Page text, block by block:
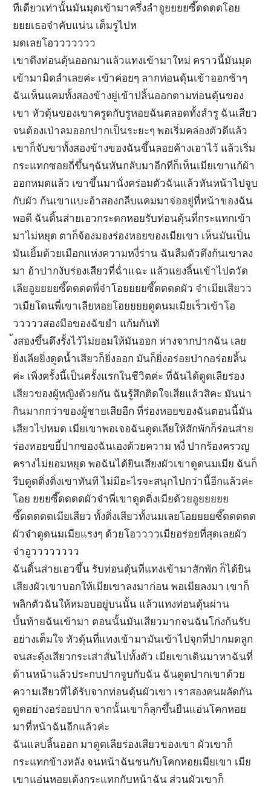
ทีเดียวเท่านั้นมันมุดเข้ามาครึ่งลำอูยยยยซี๊ดดดดโอย
ยยยเธอจ๋าคับแน่น เต็มรูไปห
มดเลยโอววววววว
เขาดึงท่อนดุ้นออกมาแล้วแทงเข้ามาใหม่ คราวนี้มันมุด
เข้ามามิดลำเลยค่ะ เข้าค่อยๆ ลากท่อนดุ้นเข้าออกช้าๆ
ฉันเห็นแคมทั้งสองข้างยู่เข้าปลิ้นออกตามท่อนดุ้นของ
เขา หัวดุ้นของเขาครูดกับรูหอยฉันตลอดทั้งลำรู ฉันเสียว
จนต้องเป่าลมออกปากเป็นระยะๆ พอเริ่มคล่องตัวดีแล้ว
เขาก็จับขาทั้งสองข้างของฉันขึ้นลอยค้างเอาไว้ แล้วเริ่ม
กระแทกซอยถี่ขึ้นๆฉันหันกลับมาอีกทีก็เห็นเมียเขาแก้ผ้า
ออกหมดแล้ว เขาขึ้นมานั่งคร่อมตัวฉันแล้วหันหน้าไปจูบ
กับผัว ก้นเขาแบะอ้าสองกลีบแคมมาจ่ออยู่ที่หน้าของฉัน
พอดี ฉันดิ้นส่ายเอวกระดกหอยรับท่อนดุ้นที่กระแทกเข้า
มาไม่หยุด ตาก็จ้องมองร่องหอยของเมียเขา เห็นมันเป็น
มันเยิ้มด้วยเมือกแห่งความหงี่ร่าน ฉันลืมตัวดึงก้นเขาลง
มา อ้าปากงับร่องเสียวที่ฉ่ำแฉะ แล้วแยงลิ้นเข้าไปตวัด
เลียอูยยยยซี๊ดดดดพี่จ๋าโอยยยยซี๊ดดดดผัว จ๋าเมียเสียวว
วเมียโดนพี่เขาเลียหอยโอยยยยดูดนมเมียเร็วเข้าโอ
วววววสองมือของฉัขยำ แก้มก้นทั
้งสองขึ้นดึงรั้งไว้ไม่ยอมให้มันออก ห่างจากปากฉัน เลย
ยิ่งเลียยิ่งดูดน้ำเสียวก็ยิ่งออก มันก็ยิ่งอร่อยปากอร่อยลิ้น
ค่ะ เพิ่งครั้งนี้เป็นครั้งแรกในชีวิตค่ะ ที่ฉันได้ดูดเลียร่อง
เสียวของผู้หญิงด้วยกัน ฉันรู้สึกติดใจเสียแล้วสิคะ มันน่า
กินมากกว่าของผู้ชายเสียอีก ที่ร่องหอยของฉันตอนนี้มัน
เสียวไปหมด เมียเขาพอเจอฉันดูดเลียให้สักพักก็ร่อนส่าย
ร่องหอยขยี้ปากของฉันเองด้วยความ หงี่ ปากร้องครวญ
ครางไม่ยอมหยุด พอฉันได้ยินเสียงผัวเขาดูดนมเมีย ฉันก็
รีบดูดติ่งติ่งเขาทันที ไม่มีอะไรจะสนุกไปกว่านี้อีกแล้วค่ะ
โอย ยยยซี๊ดดดดผัวจ๋าพี่เขาดูดติ่งเมียด้วยอูยยยยย
ซี๊ดดดดดเมียเสียว ทั้งติ่งเสียวทั้งนมเลยโอยยยยซี๊ดดดดด
ผัวจ๋าดูดนมเมียแรงๆ ด้วยโอววววเมียอร่อยที่สุดเลยผัว
จ๋าอูวววววววว
ฉันดิ้นส่ายเอวขึ้น รับท่อนดุ้นที่แทงเข้ามาสักพัก ก็ได้ยิน
เสียงผัวเขาบอกให้เมียเขาลงมาก่อน พอเมียลงมา เขาก็
พลิกตัวฉันให้หมอบอยู่บนนั้น แล้วแทงท่อนดุ้นผ่าน
บั้นท้ายฉันเข้ามา ตอนนั้นมันเสียวมากจนฉันโก่งก้นรับ
อย่างเต็มใจ หัวดุ้นที่แทงเข้ามามันเข้าไปจุกที่ปากมดลูก
จนสะดุ้งเสียวกระเส่าสั่นไปทั้งตัว เมียเขาเดินมาหาฉันที่
ด้านหน้าแล้วประกบปากจูบกับฉัน ฉันดูดปากเขาด้วย
ความเสียวที่ได้รับจากท่อนดุ้นผัวเขา เราสองคนผลัดกัน
ดูดอย่างอร่อยปาก จากนั้นเขาก็ลุกขึ้นยืนแอ่นโคกหอย
มาที่หน้าฉันอีกแล้วค่ะ
ฉันแลบลิ้นออก มาดูดเลียร่องเสียวของเขา ผัวเขาก็
กระแทกข้างหลัง จนหน้าฉันชนกับโคกหอยเมียเขา เมีย
เขาแอ่นหอยเด้งกระแทกกับหน้าฉัน ส่วนผัวเขาก็